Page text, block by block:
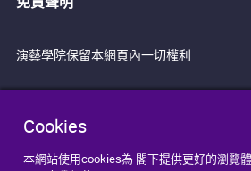
Cookies
本網站使用cookies為 閣下提供更好的瀏覽
演藝學院保留本網頁內一切權利